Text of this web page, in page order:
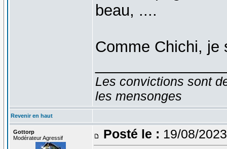
beau, ....
Comme Chichi, je
Les convictions sont
les mensonges
Revenir en haut
Gottorp
Modérateur Agressif
Posté le : 19/08/